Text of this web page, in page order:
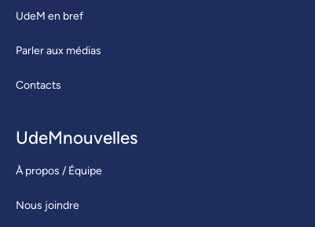
UdeM en bref
Parler aux médias
Contacts
UdeMnouvelles
À propos / Équipe
Nous joindre